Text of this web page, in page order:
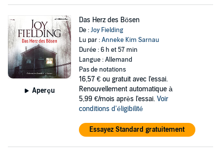
Aperçu
Das Herz des Bösen
De :Joy Fielding
Lu par :Anneke Kim Sarnau
Durée : 6 h et 57 min
Langue : Allemand
Pas de notations
16,57 € ou gratuit avec l'essai.
Renouvellement automatique à
5,99 €/mois après l'essai. Voir
conditions d'éligibilité
Essayez Standard gratuitement